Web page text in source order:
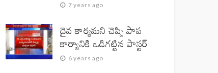
7 years ago
దైవ కార్యమని చెప్పి పాప
కార్యానికి ఒడిగట్టిన పాస్టర్
6 years ago